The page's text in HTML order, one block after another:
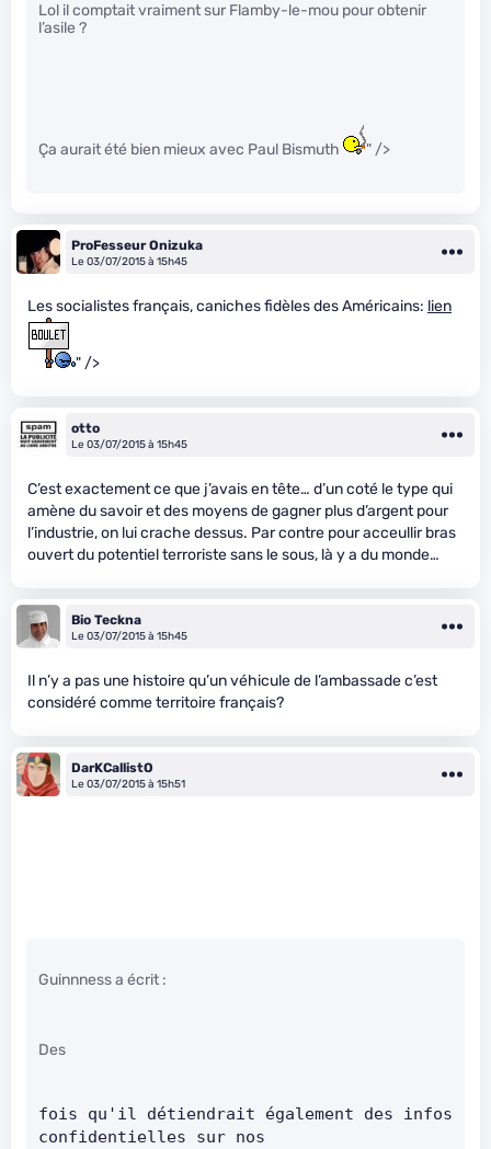
Lol il comptait vraiment sur Flamby-le-mou pour obtenir
l’asile ?
Ça aurait été bien mieux avec Paul Bismuth " />
ProFesseur Onizuka
Le 03/07/2015 à 15h45
Les socialistes français, caniches fidèles des Américains: lien
" />
otto
Le 03/07/2015 à 15h45
C’est exactement ce que j’avais en tête… d’un coté le type qui
amène du savoir et des moyens de gagner plus d’argent pour
l’industrie, on lui crache dessus. Par contre pour acceullir bras
ouvert du potentiel terroriste sans le sous, là y a du monde…
Bio Teckna
Le 03/07/2015 à 15h45
Il n’y a pas une histoire qu’un véhicule de l’ambassade c’est
considéré comme territoire français?
DarKCallistO
Le 03/07/2015 à 15h51
Guinnness a écrit :
Des
fois qu'il détiendrait également des infos
confidentielles sur nos